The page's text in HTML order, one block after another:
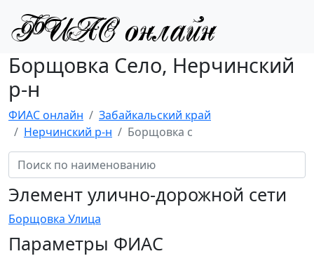
Борщовка Село, Нерчинский
р-н
ФИАС онлайн
Забайкальский край
Нерчинский р-н
Борщовка с
Элемент улично-дорожной сети
Борщовка Улица
Параметры ФИАС